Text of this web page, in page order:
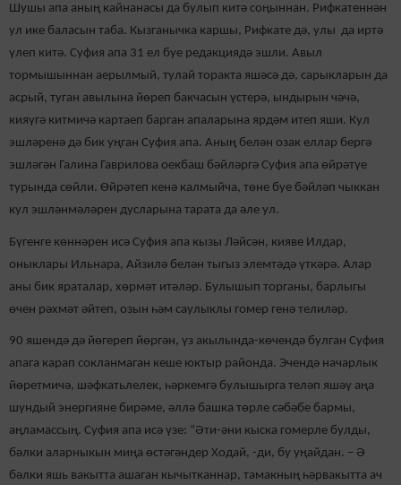
Шушы апа аның кайнанасы да булып китә соңыннан. Рифкатеннән
ул ике баласын таба. Кызганычка каршы, Рифкате дә, улы да иртә
үлеп китә. Суфия апа 31 ел буе редакциядә эшли. Авыл
тормышыннан аерылмый, тулай торакта яшәсә дә, сарыкларын да
асрый, туган авылына йөреп бакчасын үстерә, ындырын чәчә,
кияүгә китмичә картаеп барган апаларына ярдәм итеп яши. Кул
эшләренә дә бик уңган Суфия апа. Аның белән озак еллар бергә
эшләгән Галина Гаврилова оекбаш бәйләргә Суфия апа өйрәтүе
турында сөйли. Өйрәтеп кенә калмыйча, төне буе бәйләп чыккан
кул эшләнмәләрен дусларына тарата да әле ул.
Бүгенге көннәрен исә Суфия апа кызы Ләйсән, кияве Илдар,
оныклары Ильнара, Айзилә белән тыгыз элемтәдә үткәрә. Алар
аны бик яраталар, хөрмәт итәләр. Булышып торганы, барлыгы
өчен рәхмәт әйтеп, озын һәм саулыклы гомер генә телиләр.
90 яшендә дә йөгереп йөргән, үз акылында-көчендә булган Суфия
апага карап сокланмаган кеше юктыр районда. Эчендә начарлык
йөретмичә, шәфкатьлелек, һәркемгә булышырга теләп яшәү аңа
шундый энергияне бирәме, әллә башка төрле сәбәбе бармы,
аңламассың. Суфия апа исә үзе: “Әти-әни кыска гомерле булды,
бәлки аларныкын миңа өстәгәндер Ходай, -ди, бу уңайдан. – Ә
бәлки яшь вакытта ашаган кычытканнар, тамакның һәрвакытта ач